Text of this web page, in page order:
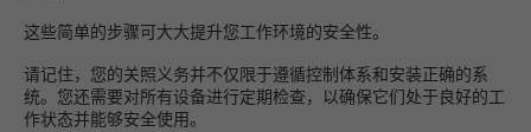
这些简单的步骤可大大提升您工作环境的安全性。
请记住，您的关照义务并不仅限于遵循控制体系和安装正确的系
统。您还需要对所有设备进行定期检查，以确保它们处于良好的工
作状态并能够安全使用。